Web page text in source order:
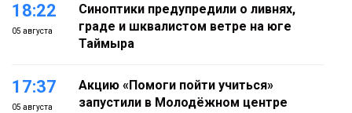
18:22
05 августа
Синоптики предупредили о ливнях,
граде и шквалистом ветре на юге
Таймыра
17:37
05 августа
Акцию «Помоги пойти учиться»
запустили в Молодёжном центре